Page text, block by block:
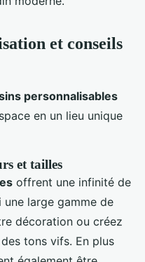
et conseils
personnalisables
en un lieu unique
et tailles
offrent une infinité de
large gamme de
décoration ou créez
tons vifs. En plus